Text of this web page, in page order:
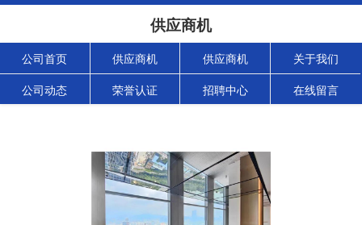
供应商机
公司首页 供应商机 供应商机 关于我们
公司动态 荣誉认证 招聘中心 在线留言